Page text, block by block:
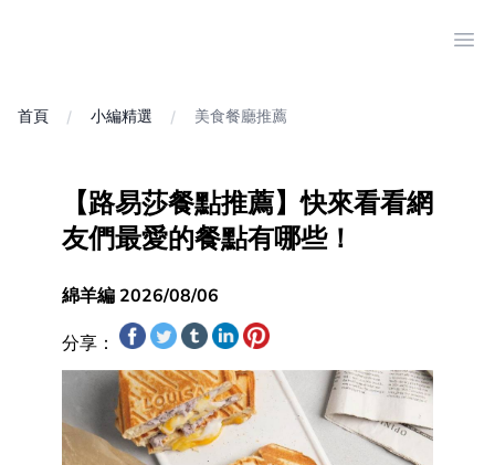
首頁 小編精選 美食餐廳推薦
【路易莎餐點推薦】快來看看網
友們最愛的餐點有哪些！
綿羊編 2026/08/06
分享：